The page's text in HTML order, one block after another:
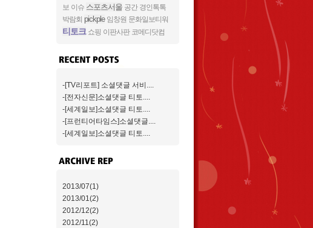
보 이슈 스포츠서울 공간 경인톡톡
박람회 pickple 임창원 문화일보티워
티토크 쇼핑 이판사판 코메디닷컴
-[TV리포트] 소셜댓글 서비....
-[전자신문]소셜댓글 티토....
-[세계일보]소셜댓글 티토....
-[프런티어타임스]소셜댓글....
-[세계일보]소셜댓글 티토....
2013/07(1)
2013/01(2)
2012/12(2)
2012/11(2)